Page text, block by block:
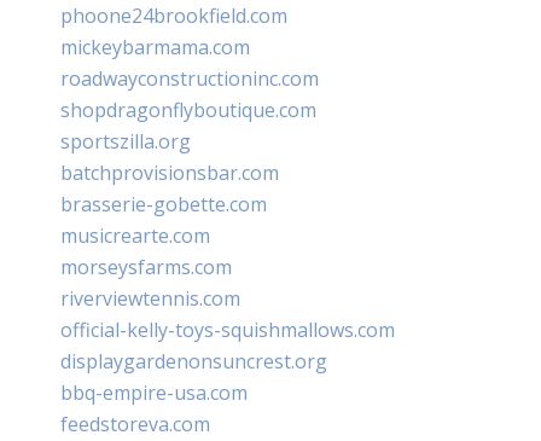
phoone24brookfield.com
mickeybarmama.com
roadwayconstructioninc.com
shopdragonflyboutique.com
sportszilla.org
batchprovisionsbar.com
brasserie-gobette.com
musicrearte.com
morseysfarms.com
riverviewtennis.com
official-kelly-toys-squishmallows.com
displaygardenonsuncrest.org
bbq-empire-usa.com
feedstoreva.com